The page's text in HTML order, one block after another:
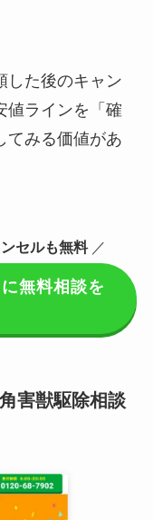
した後のキャン
値ラインを「確
てみる価値があ
セルも無料／
無料相談を
害獣駆除相談